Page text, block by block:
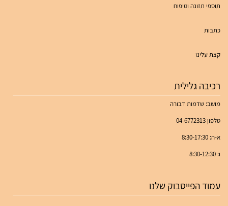
תוספי תזונה וטיפוח
כתבות
קצת עלינו
רכיבה גלילית
מושב: שדמות דבורה
טלפון 04-6772313
א-ה: 8:30-17:30
ו: 8:30-12:30
עמוד הפייסבוק שלנו